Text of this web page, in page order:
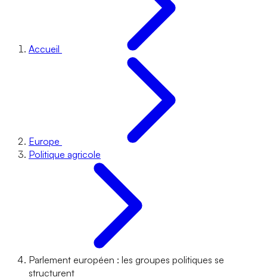
Accueil
Europe
Politique agricole
Parlement européen : les groupes politiques se
structurent